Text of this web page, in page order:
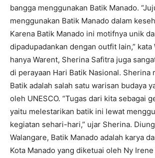
bangga menggunakan Batik Manado.
menggunakan Batik Manado dalam
Karena Batik Manado ini motifnya unik
dipadupadankan dengan outfit lain,” kata
hanya Warent, Sherina Safitra juga
di perayaan Hari Batik Nasional. Sherina
Batik adalah salah satu warisan budaya
oleh UNESCO. “Tugas dari kita sebagai
yaitu melestarikan batik ini lewat
kegiatan sehari-hari,” ujar Sherina.
Walangare, Batik Manado adalah karya
Kota Manado yang diketuai oleh Ny